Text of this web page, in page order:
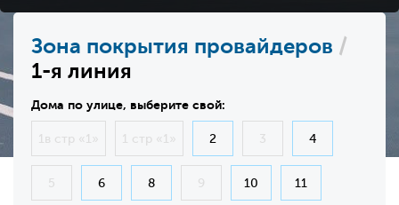
Зона покрытия провайдеров /
1-я линия
Дома по улице, выберите свой:
1в стр «1» 1 стр «1» 2 3 4
5 6 8 9 10 11